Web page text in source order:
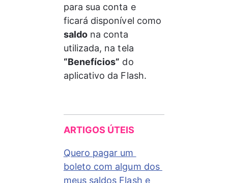
para sua conta e
ficará disponível como
saldo na conta
utilizada, na tela
“Benefícios” do
aplicativo da Flash.
ARTIGOS ÚTEIS
Quero pagar um
boleto com algum dos
meus saldos Flash e